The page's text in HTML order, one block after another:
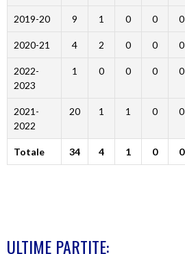
2019-20 9 1 0 0 0
2020-21 4 2 0 0 0
2022-
2023
1 0 0 0 0
2021-
2022
20 1 1 0 0
Totale 34 4 1 0 0
ULTIME PARTITE: